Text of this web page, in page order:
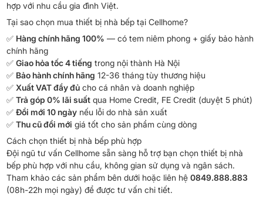
hợp với nhu cầu gia đình Việt.
Tại sao chọn mua thiết bị nhà bếp tại Cellhome?
✅ Hàng chính hãng 100% — có tem niêm phong + giấy bảo hành
chính hãng
✅ Giao hỏa tốc 4 tiếng trong nội thành Hà Nội
✅ Bảo hành chính hãng 12-36 tháng tùy thương hiệu
✅ Xuất VAT đầy đủcho cá nhân và doanh nghiệp
✅ Trả góp 0% lãi suấtqua Home Credit, FE Credit (duyệt 5 phút)
✅ Đổi mới 10 ngàynếu lỗi do nhà sản xuất
✅ Thu cũ đổi mới giá tốt cho sản phẩm cùng dòng
Cách chọn thiết bị nhà bếp phù hợp
Đội ngũ tư vấn Cellhome sẵn sàng hỗ trợ bạn chọn thiết bị nhà
bếp phù hợp với nhu cầu, không gian sử dụng và ngân sách.
Tham khảo các sản phẩm bên dưới hoặc liên hệ 0849.888.883
(08h-22h mọi ngày) để được tư vấn chi tiết.